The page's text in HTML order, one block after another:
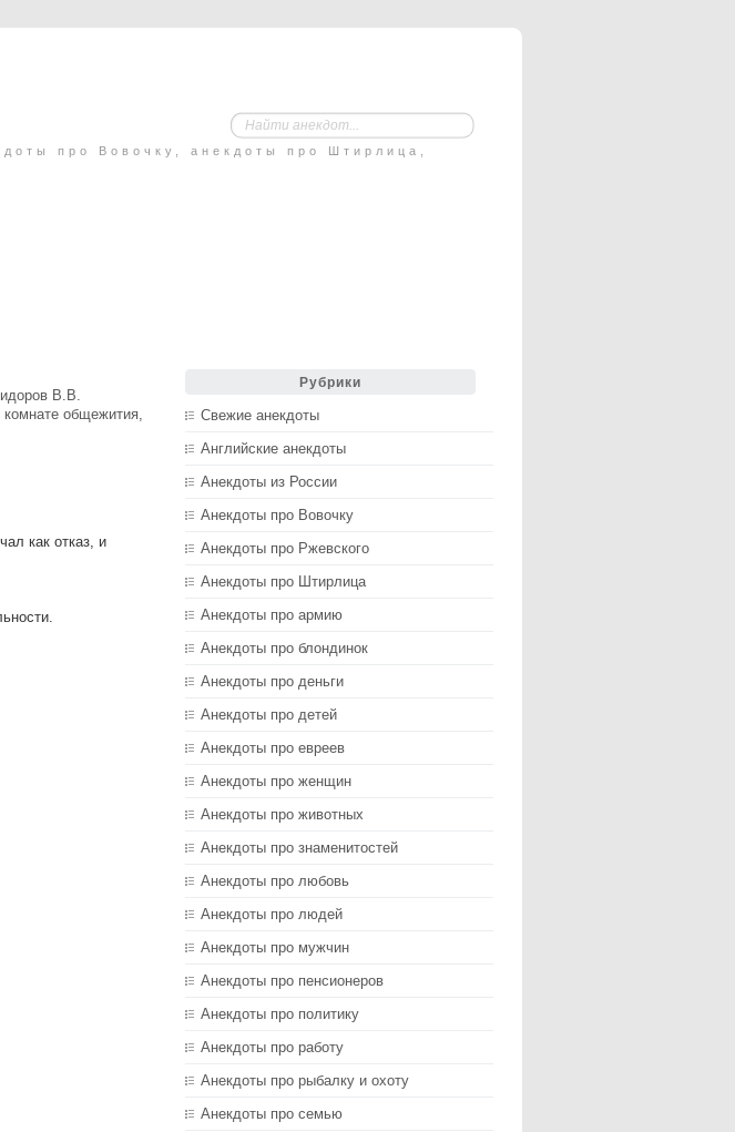
про Вовочку, анекдоты про Штирлица,
В.В.
общежития,
как отказ, и
Рубрики
Свежие анекдоты
Английские анекдоты
Анекдоты из России
Анекдоты про Вовочку
Анекдоты про Ржевского
Анекдоты про Штирлица
Анекдоты про армию
Анекдоты про блондинок
Анекдоты про деньги
Анекдоты про детей
Анекдоты про евреев
Анекдоты про женщин
Анекдоты про животных
Анекдоты про знаменитостей
Анекдоты про любовь
Анекдоты про людей
Анекдоты про мужчин
Анекдоты про пенсионеров
Анекдоты про политику
Анекдоты про работу
Анекдоты про рыбалку и охоту
Анекдоты про семью